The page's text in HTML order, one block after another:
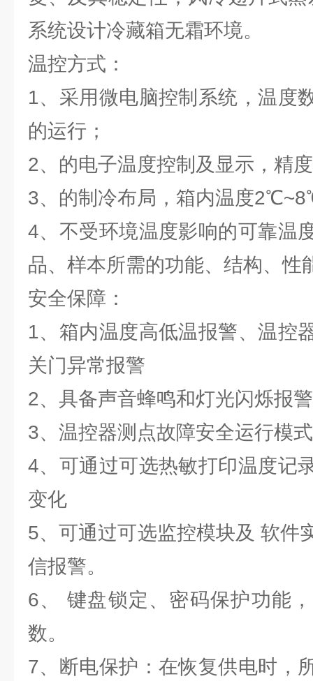
系统设计冷藏箱无霜环境。
温控方式：
1、采用微电脑控制系统，温度
的运行；
2、的电子温度控制及显示，精
3、的制冷布局，箱内温度
4、不受环境温度影响的可靠温
品、样本所需的功能、结构、性
安全保障：
1、箱内温度高低温报警、温控
关门异常报警
2、具备声音蜂鸣和灯光闪烁报
3、温控器测点故障安全运行模
4、可通过可选热敏打印温度记
变化
5、可通过可选监控模块及 软件
信报警。
6、 键盘锁定、密码保护功能
数。
7、断电保护：在恢复供电时，